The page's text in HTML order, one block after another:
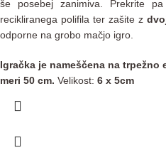
še posebej zanimiva. Prekrite
recikliranega polifila ter zašite z
odporne na grobo mačjo igro.
Igračka je nameščena na
meri 50 cm. Velikost: 6 x 5cm